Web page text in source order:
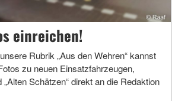
einreichen!
Rubrik „Aus den Wehren“ kannst
zu neuen Einsatzfahrzeugen,
Schätzen“ direkt an die Redaktion